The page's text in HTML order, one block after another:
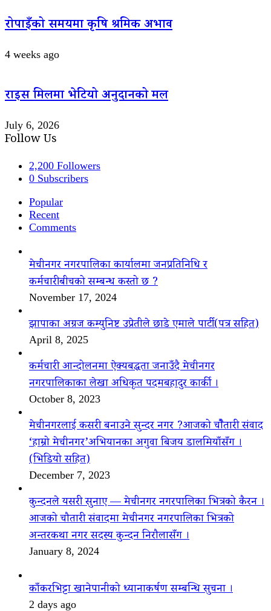
रोपाइँको समयमा कृषि श्रमिक अभाव
4 weeks ago
राइस मिलमा भेटियो अनुदानको मल
July 6, 2026
Follow Us
2,200 Followers
0 Subscribers
Popular
Recent
Comments
मेचीनगर नगरपालिका कार्यालमा जनप्रतिनिधि र
कर्मचारीबीचको सम्बन्ध कस्तो छ ?
November 17, 2024
झापाका अग्रज कम्युनिष्ट उप्रेतीले छाडे एमाले पार्टी(पत्र सहित)
April 8, 2025
कर्मचारी आन्दोलनमा ऐक्यबद्धता जनाउँदै मेचीनगर
नगरपालिकाका लेखा अधिकृत पदमबहादुर कार्की ।
October 8, 2023
मेचीनगरलाई कसरी बनाउने सुन्दर नगर ?आजको चौैतारी संवाद
‘हाम्रो मेचीनगर’अभियानका अगुवा बिजय डालमियाँसँग ।
(भिडियो सहित)
December 7, 2023
कुन्दनले यसरी सुनाए — मेचीनगर नगरपालिका भित्रको कैरन ।
आजको चौतारी संवादमा मेचीनगर नगरपालिका भित्रको
अन्तरकथा नगर सदस्य कुन्दन निरौलासँग ।
January 8, 2024
काँकरभिट्टा खानेपानीको ध्यानाकर्षण सम्बन्धि सुचना ।
2 days ago